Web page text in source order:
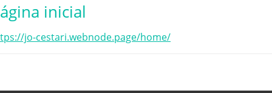
inicial
jo-cestari.webnode.page/home/